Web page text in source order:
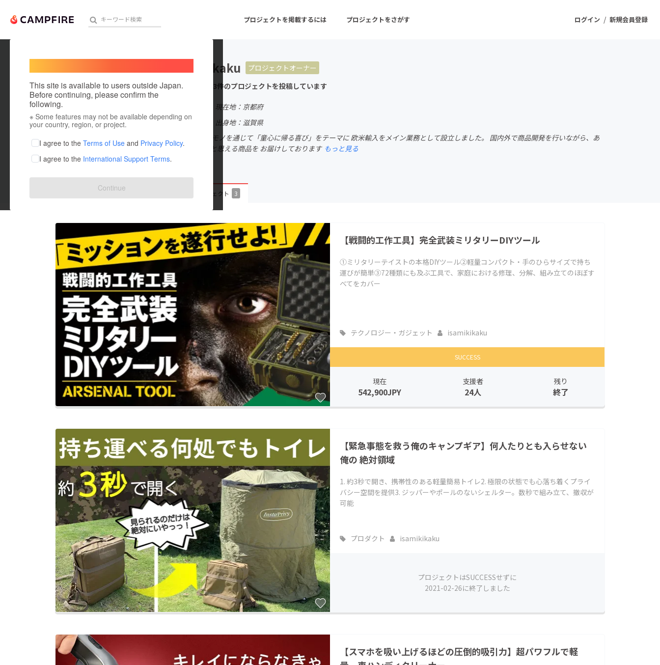
ログイン / 新規会員登録
プロジェクトを掲載するには プロジェクトをさがす
人気のプロジェクト 注目のリターン 注目の新着プロジェクト
アート・写真 音楽
テクノロジー・ガジェット
ゲーム・サービス開発 フード・飲食店
ファッション
映像・映画
ビジネス・起業
まちづくり・地域活性化
CAMPFIRE for Social Good
CAMPFIRE Creation
CAMPFIREふるさと納税
This site is available to users outside Japan.
Before continuing, please confirm the
following.
※ Some features may not be available depending on
your country, region, or project.
I agree to the Terms of Use and Privacy Policy.
I agree to the International Support Terms.
Continue
isamikikaku
プロジェクトオーナー
これまでに3件のプロジェクトを投稿しています
現在地：京都府
出身国：日本
出身地：滋賀県
2015年より、モノを通じて「童心に帰る喜び」をテーマに 欧米輸入をメイン業務として設立しました。 国内外で商品開発を行いながら、あ
ったらいいなと思える商品を お届けしております もっと見る
プロジェクト プロジェクト 3
【戦闘的工作工具】完全武装ミリタリーDIYツール
①ミリタリーテイストの本格DIYツール②軽量コンパクト・手のひらサイズで持ち
運びが簡単③72種類にも及ぶ工具で、家庭における修理、分解、組み立てのほぼす
べてをカバー
テクノロジー・ガジェット isamikikaku
SUCCESS
現在
542,900JPY
支援者
24人
残り
終了
【緊急事態を救う俺のキャンプギア】何人たりとも入らせない
俺の 絶対領域
1. 約3秒で開き、携帯性のある軽量簡易トイレ2. 極限の状態でも心落ち着くプライ
バシー空間を提供3. ジッパーやポールのないシェルター。数秒で組み立て、撤収が
可能
プロダクト isamikikaku
プロジェクトはSUCCESSせずに
2021-02-26に終了しました
【スマホを吸い上げるほどの圧倒的吸引力】超パワフルで軽